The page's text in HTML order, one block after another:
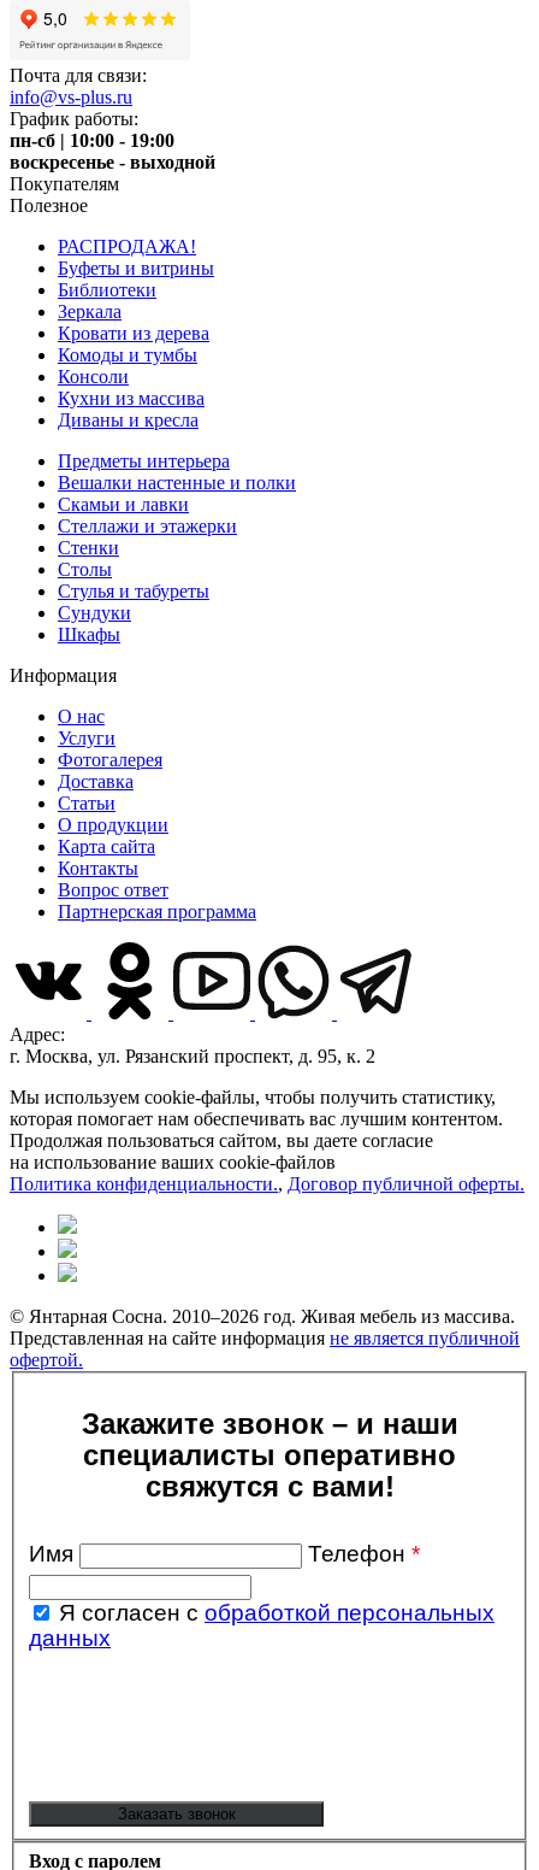
Почта для связи:
info@vs-plus.ru
График работы:
пн-сб | 10:00 - 19:00
воскресенье - выходной
Покупателям
Полезное
РАСПРОДАЖА!
Буфеты и витрины
Библиотеки
Зеркала
Кровати из дерева
Комоды и тумбы
Консоли
Кухни из массива
Диваны и кресла
Предметы интерьера
Вешалки настенные и полки
Скамьи и лавки
Стеллажи и этажерки
Стенки
Столы
Стулья и табуреты
Сундуки
Шкафы
Информация
О нас
Услуги
Фотогалерея
Доставка
Статьи
О продукции
Карта сайта
Контакты
Вопрос ответ
Партнерская программа
Адрес:
г. Москва, ул. Рязанский проспект, д. 95, к. 2
Мы используем cookie-файлы, чтобы получить статистику,
которая помогает нам обеспечивать вас лучшим контентом.
Продолжая пользоваться сайтом, вы даете согласие
на использование ваших cookie-файлов
Политика конфиденциальности., Договор публичной оферты.
© Янтарная Сосна. 2010–2026 год. Живая мебель из массива.
Представленная на сайте информация не является публичной
офертой.
Закажите звонок – и наши
специалисты оперативно
свяжутся с вами!
Имя Телефон *
Я согласен с обработкой персональных
данных
Вход с паролем